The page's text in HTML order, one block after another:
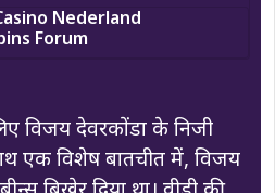
Nederland
Forum
विजय देवरकोंडा के निजी
एक विशेष बातचीत में, विजय